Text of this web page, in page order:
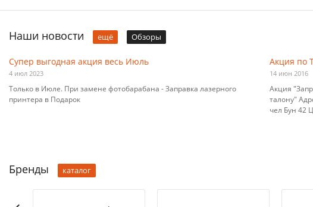
Наши новости ещё Обзоры
Супер выгодная акция весь Июль
4 июл 2023
Только в Июле. При замене фотобарабана - Заправка лазерного
принтера в Подарок
Акция по
14 июн 2016
Акция
талону"
чел Бун 42
Бренды каталог